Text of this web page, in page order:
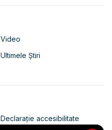
Video
Ultimele Știri
Declarație accesibilitate